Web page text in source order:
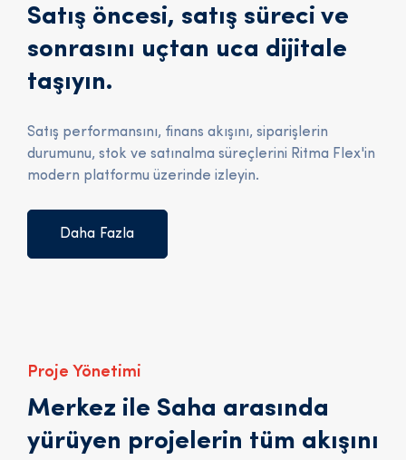
Satış öncesi, satış süreci ve
sonrasını uçtan uca dijitale
taşıyın.
Satış performansını, finans akışını, siparişlerin
durumunu, stok ve satınalma süreçlerini Ritma Flex'in
modern platformu üzerinde izleyin.
Daha Fazla
Proje Yönetimi
Merkez ile Saha arasında
yürüyen projelerin tüm akışını